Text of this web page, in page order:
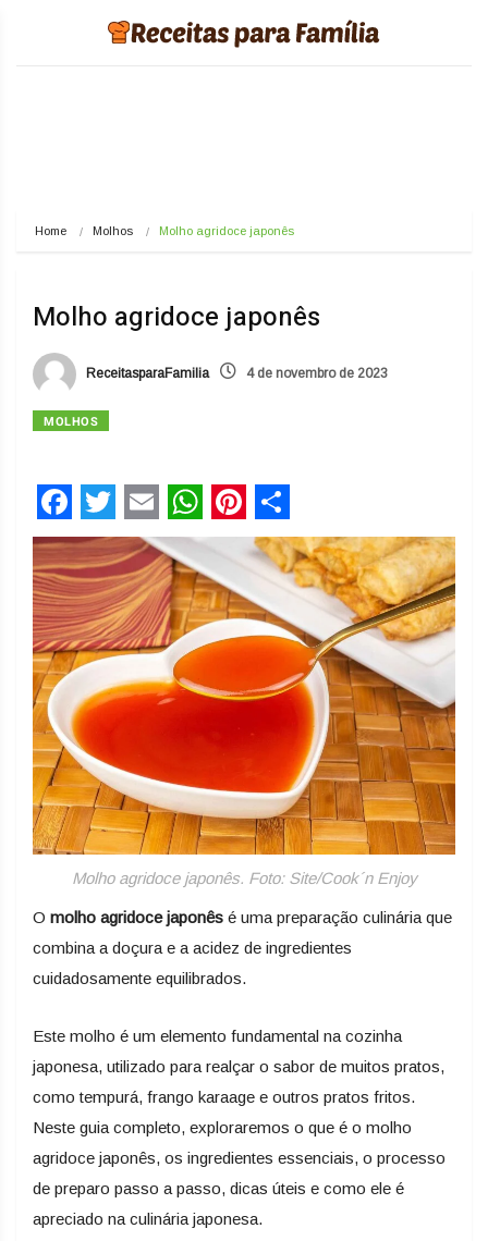
Home Molhos Molho agridoce japonês
Molho agridoce japonês
ReceitasparaFamilia 4 de novembro de 2023
MOLHOS
Facebook
Twitter
EmailWhatsApp
Pinterest
Share
Molho agridoce japonês. Foto: Site/Cook´n Enjoy
O molho agridoce japonês é uma preparação culinária que
combina a doçura e a acidez de ingredientes
cuidadosamente equilibrados.
Este molho é um elemento fundamental na cozinha
japonesa, utilizado para realçar o sabor de muitos pratos,
como tempurá, frango karaage e outros pratos fritos.
Neste guia completo, exploraremos o que é o molho
agridoce japonês, os ingredientes essenciais, o processo
de preparo passo a passo, dicas úteis e como ele é
apreciado na culinária japonesa.